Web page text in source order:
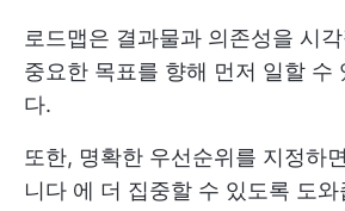
로드맵은 결과물과 의존성을 시
중요한 목표를 향해 먼저 일할 수
다.
또한, 명확한 우선순위를 지정하
니다 에 더 집중할 수 있도록 도와